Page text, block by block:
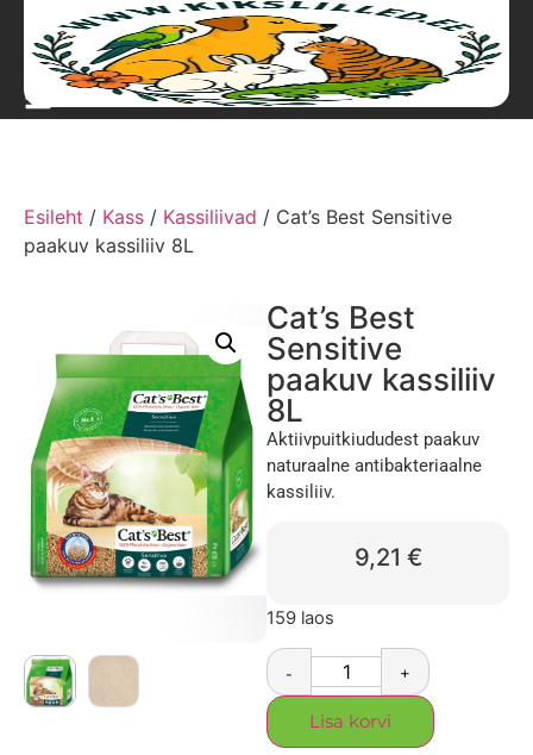
Esileht / Kass / Kassiliivad / Cat’s Best Sensitive
paakuv kassiliiv 8L
Cat’s Best
Sensitive
paakuv kassiliiv
8L
Aktiivpuitkiududest paakuv
naturaalne antibakteriaalne
kassiliiv.
9,21 €
159 laos
- +
Lisa korvi